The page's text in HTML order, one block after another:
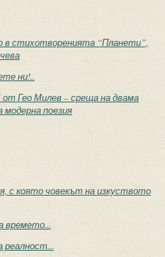
стихотворенията “Планети”,
ни!..
от Гео Милев – среща на двама
поезия
с която човекът на изкуството
времето...
реалност...